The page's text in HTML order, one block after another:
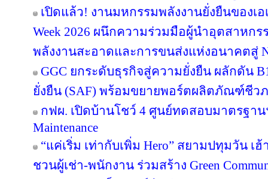
เปิดแล้ว! งานมหกรรมพลังงานยั่งยืนของเอเ
Week 2026 ผนึกความร่วมมือผู้นำอุตสาหก
พลังงานสะอาดและการขนส่งแห่งอนาคตสู่
GGC ยกระดับธุรกิจสู่ความยั่งยืน ผลักดัน
ยั่งยืน (SAF) พร้อมขยายพอร์ตผลิตภัณฑ์ชีว
กฟผ. เปิดบ้านโชว์ 4 ศูนย์ทดสอบมาตรฐาน
Maintenance
“แค่เริ่ม เท่ากับเพิ่ม Hero” สยามปทุมวัน เฮ้
ชวนผู้เช่า-พนักงาน ร่วมสร้าง Green